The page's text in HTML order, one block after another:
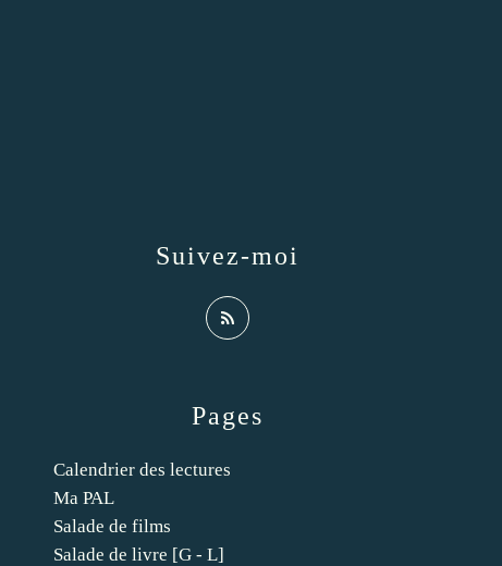
Pages
Calendrier des lectures
Ma PAL
Salade de films
Salade de livre [G - L]
Suivez-moi